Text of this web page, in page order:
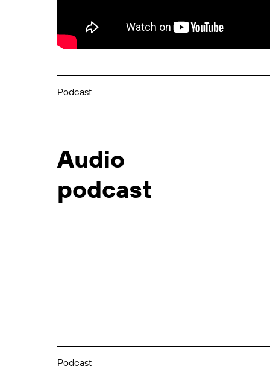
Podcast
Audio
podcast
Podcast